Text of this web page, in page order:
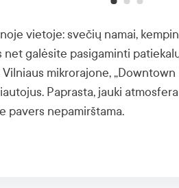
vietoje: svečių namai,
net galėsite pasigaminti
mikrorajone,
Paprasta, jauki
pavers nepamirštama.